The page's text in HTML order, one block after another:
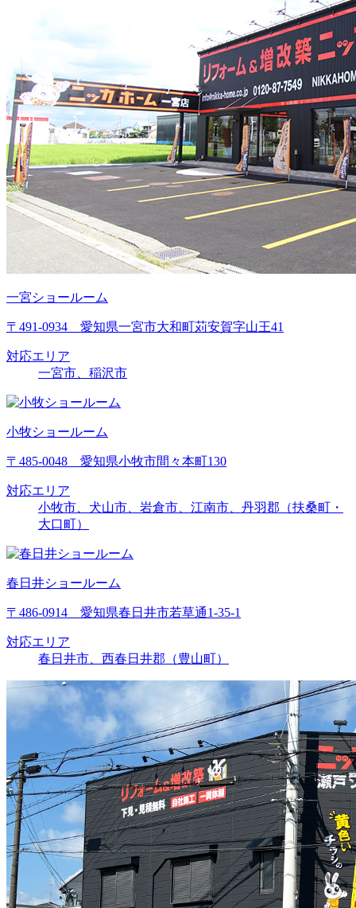
一宮ショールーム
〒491-0934 愛知県一宮市大和町苅安賀字山王41
対応エリア
一宮市、稲沢市
小牧ショールーム
〒485-0048 愛知県小牧市間々本町130
対応エリア
小牧市、犬山市、岩倉市、江南市、丹羽郡（扶桑町・
大口町）
春日井ショールーム
〒486-0914 愛知県春日井市若草通1-35-1
対応エリア
春日井市、西春日井郡（豊山町）